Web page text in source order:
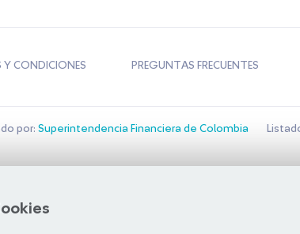
Y CONDICIONES PREGUNTAS FRECUENTES
por: Superintendencia Financiera de Colombia